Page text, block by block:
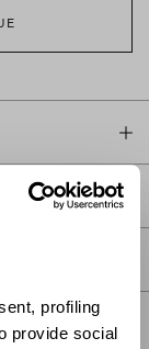
profiling
provide social